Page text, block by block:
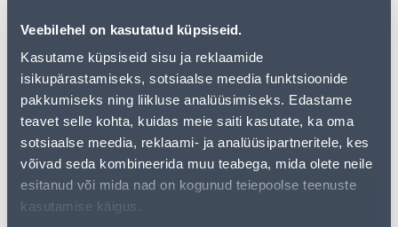
Veebilehel on kasutatud küpsiseid.
Kasutame küpsiseid sisu ja reklaamide
isikupärastamiseks, sotsiaalse meedia funktsioonide
pakkumiseks ning liikluse analüüsimiseks. Edastame
teavet selle kohta, kuidas meie saiti kasutate, ka oma
sotsiaalse meedia, reklaami- ja analüüsipartneritele, kes
võivad seda kombineerida muu teabega, mida olete neile
esitanud või mida nad on kogunud teiepoolse teenuste
kasutamise käigus.
AIASAAG GARDENA 135P
LIIGENDTERAGA
51.32 €
30.79 € / tk
NATURECUT
56.66 €
32.99 € / tk
KAMPAANIA